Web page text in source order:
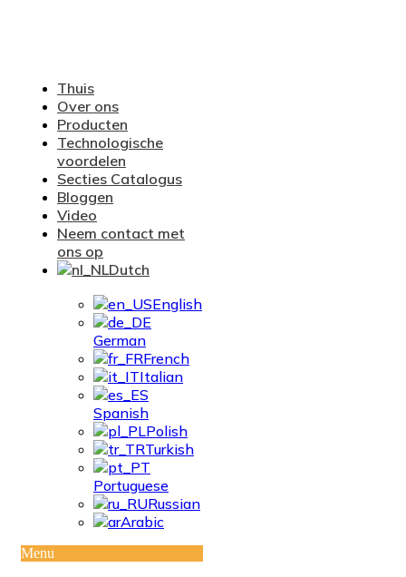
Thuis
Over ons
Producten
Technologische
voordelen
Secties Catalogus
Bloggen
Video
Neem contact met
ons op
Dutch
English
German
French
Italian
Spanish
Polish
Turkish
Portuguese
Russian
Arabic
Menu